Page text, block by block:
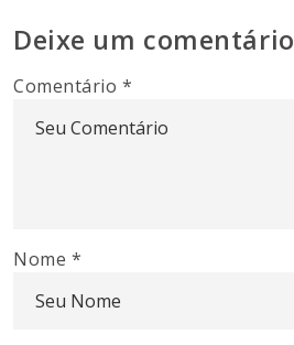
Deixe um comentário
Comentário*
Nome *